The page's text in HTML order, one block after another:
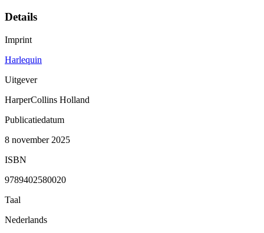
Details
Imprint
Harlequin
Uitgever
HarperCollins Holland
Publicatiedatum
8 november 2025
ISBN
9789402580020
Taal
Nederlands